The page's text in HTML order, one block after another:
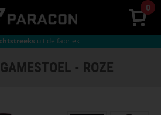
0
90 dagenbedenktijd
uit de fabriek
- ROZE